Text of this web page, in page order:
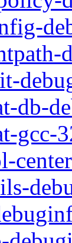
db-
gcc-